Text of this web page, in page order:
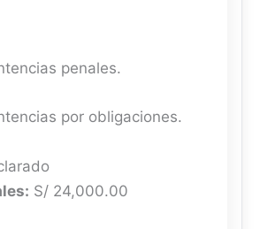
penales.
por obligaciones.
S/ 24,000.00